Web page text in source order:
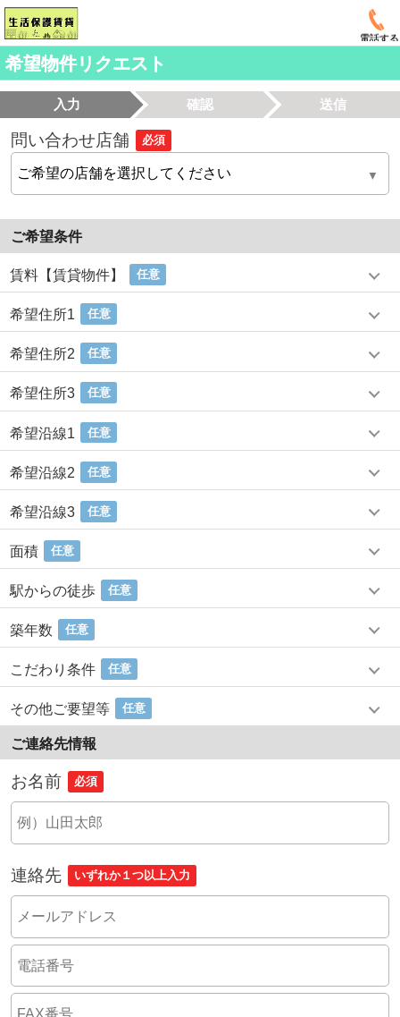
電話する
希望物件リクエスト
入力 確認 送信
問い合わせ店舗 必須
ご希望条件
賃料【賃貸物件】 任意
希望住所1 任意
希望住所2 任意
希望住所3 任意
希望沿線1 任意
希望沿線2 任意
希望沿線3 任意
面積 任意
駅からの徒歩 任意
築年数 任意
こだわり条件 任意
その他ご要望等 任意
ご連絡先情報
お名前 必須
連絡先 いずれか１つ以上入力